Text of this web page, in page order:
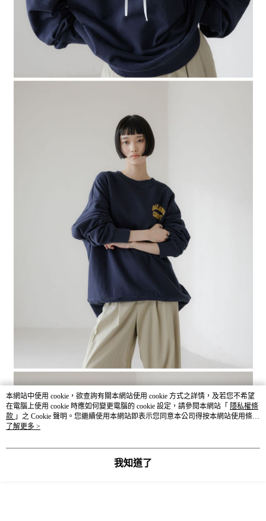
本網站中使用 cookie，欲查詢有關本網站使用 cookie 方式之詳情，及若您不希望
在電腦上使用 cookie 時應如何變更電腦的 cookie 設定，請參閱本網站「 隱私權條
款 」之 Cookie 聲明。您繼續使用本網站即表示您同意本公司得按本網站使用條款
之 Cookie 聲明使用 cookie。
了解更多 >
我知道了